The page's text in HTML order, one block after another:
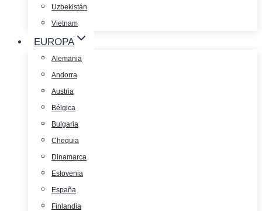
Uzbekistán
Vietnam
EUROPA
Alemania
Andorra
Austria
Bélgica
Bulgaria
Chequia
Dinamarca
Eslovenia
España
Finlandia